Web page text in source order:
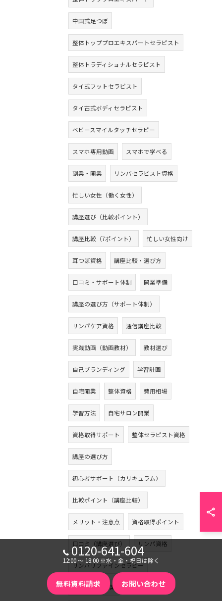
中国式足つぼ
整体トッププロエキスパートセラピスト
整体トラディショナルセラピスト
タイ式フットセラピスト
タイ古式ボディセラピスト
ベビースマイルタッチセラピー
スマホ専用動画 スマホで学べる
副業・開業 リンパセラピスト資格
忙しい女性（働く女性）
講座選び（比較ポイント）
講座比較（7ポイント） 忙しい女性向け
耳つぼ資格 講座比較・選び方
口コミ・サポート体制 開業準備
講座の選び方（サポート体制）
リンパケア資格 通信講座比較
実践動画（動画教材） 教材選び
自己ブランディング 学習計画
自宅開業 整体資格 費用相場
学習方法 自宅サロン開業
資格取得サポート 整体セラピスト資格
講座の選び方
初心者サポート（カリキュラム）
比較ポイント（講座比較）
メリット・注意点 資格取得ポイント
口コミ（講座選び） リンパ資格
リンパリファインセラピー
セラピスト 副業
0120-641-604
12:00 〜 18:00 ※水・金・祝日は除く
無料資料請求 お問い合わせ